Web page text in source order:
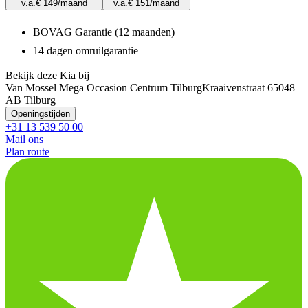
v.a.€ 149/maand v.a.€ 151/maand
BOVAG Garantie (12 maanden)
14 dagen omruilgarantie
Bekijk deze Kia bij
Van Mossel Mega Occasion Centrum TilburgKraaivenstraat 65048
AB Tilburg
Openingstijden
+31 13 539 50 00
Mail ons
Plan route